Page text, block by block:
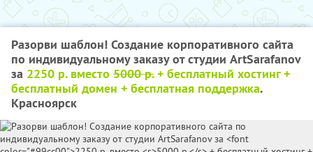
Разорви шаблон! Создание корпоративного сайта
по индивидуальному заказу от студии ArtSarafanov
за 2250 р. вместо 5000 р.+ бесплатный хостинг +
бесплатный домен + бесплатная поддержка.
Красноярск